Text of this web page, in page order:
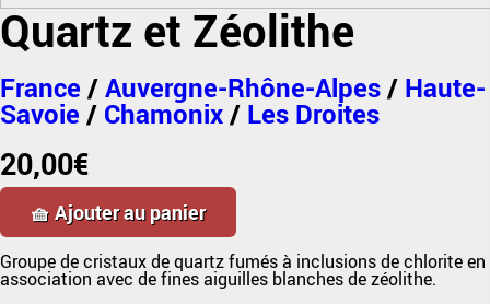
Quartz et Zéolithe
France /Auvergne-Rhône-Alpes/ Haute-
Savoie / Chamonix/ Les Droites
20,00€
🧺 Ajouter au panier
Groupe de cristaux de quartz fumés à inclusions de chlorite en
association avec de fines aiguilles blanches de zéolithe.